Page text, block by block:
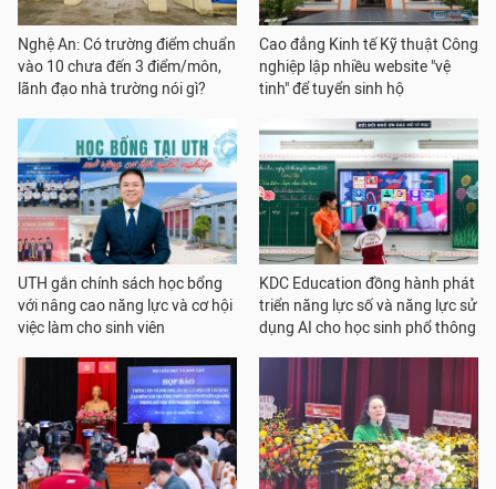
Nghệ An: Có trường điểm chuẩn
vào 10 chưa đến 3 điểm/môn,
lãnh đạo nhà trường nói gì?
Cao đẳng Kinh tế Kỹ thuật Công
nghiệp lập nhiều website "vệ
tinh" để tuyển sinh hộ
UTH gắn chính sách học bổng
với nâng cao năng lực và cơ hội
việc làm cho sinh viên
KDC Education đồng hành phát
triển năng lực số và năng lực sử
dụng AI cho học sinh phổ thông